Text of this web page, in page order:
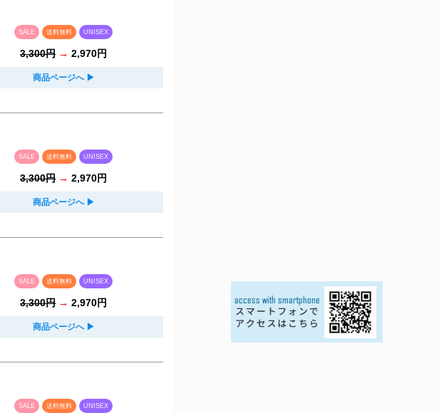
SALE 送料無料 UNISEX
3,300円→2,970円
商品ページへ ▶︎
SALE 送料無料 UNISEX
3,300円→2,970円
商品ページへ ▶︎
SALE 送料無料 UNISEX
3,300円→2,970円
商品ページへ ▶︎
SALE 送料無料 UNISEX